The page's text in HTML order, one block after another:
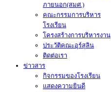
ภายนอก(สมศ.)
คณะกรรมการบริหาร
โรงเรียน
โครงสร้างการบริหารงาน
ประวัติคณะอุร์สุลิน
ติดต่อเรา
ข่าวสาร
กิจกรรมของโรงเรียน
แสดงความยินดี